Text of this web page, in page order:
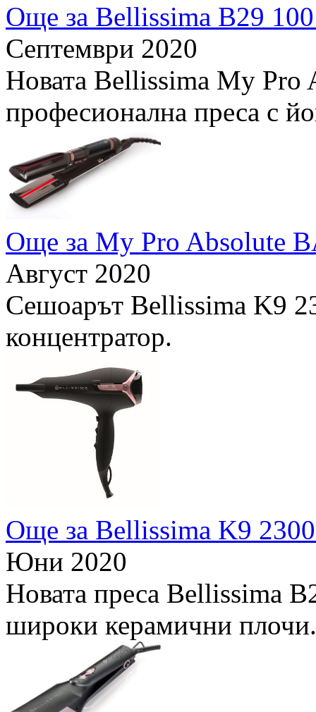
Още за Bellissima B29
Септември 2020
Новата Bellissima My Pro
професионална преса с
Още за My Pro Absolute
Август 2020
Сешоарът Bellissima K9
концентратор.
Още за Bellissima K9
Юни 2020
Новата преса Bellissima
широки керамични плочи.